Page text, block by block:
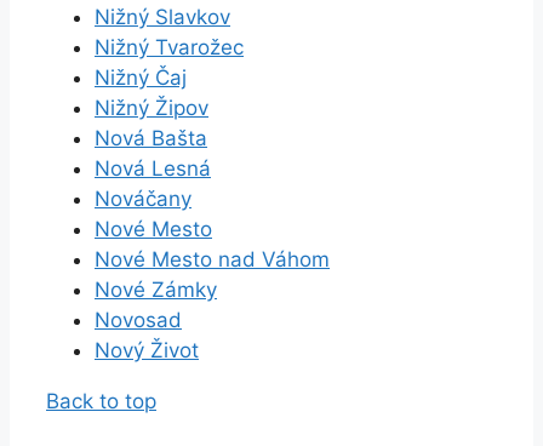
Nižný Slavkov
Nižný Tvarožec
Nižný Čaj
Nižný Žipov
Nová Bašta
Nová Lesná
Nováčany
Nové Mesto
Nové Mesto nad Váhom
Nové Zámky
Novosad
Nový Život
Back to top